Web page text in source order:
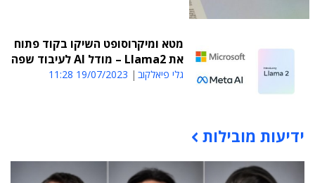
מטא ומיקרוסופט השיקו בקוד פתוח
את Llama2 – מודל AI לעיבוד שפה
גלי פיאלקוב 19/07/2023 11:28
תוכן פרסומי
ידיעות מובילות